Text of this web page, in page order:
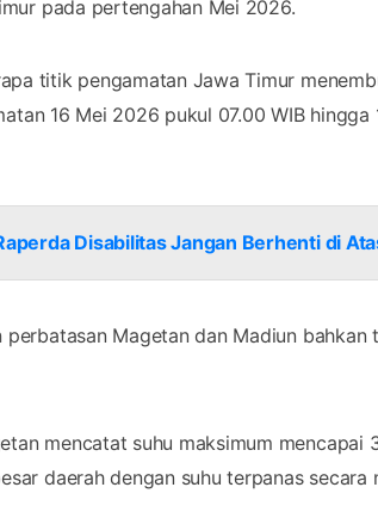
pada pertengahan Mei 2026.
titik pengamatan Jawa Timur
16 Mei 2026 pukul 07.00 WIB hingga
Disabilitas Jangan Berhenti di
Magetan dan Madiun
mencatat suhu maksimum mencapai
daerah dengan suhu terpanas secara